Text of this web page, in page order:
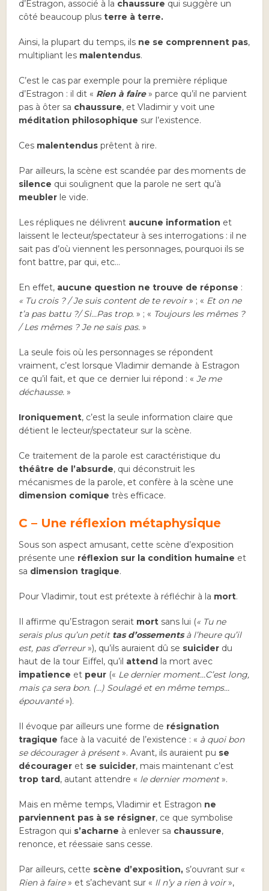
d’Estragon, associé à la chaussure qui suggère un
côté beaucoup plusterre à terre.
Ainsi, la plupart du temps, ils ne se comprennent pas,
multipliant les malentendus.
C’est le cas par exemple pour la première réplique
d’Estragon : il dit « Rien à faire» parce qu’il ne parvient
pas à ôter sa chaussure, et Vladimir y voit une
méditation philosophique sur l’existence.
Ces malentendus prêtent à rire.
Par ailleurs, la scène est scandée par des moments de
silence qui soulignent que la parole ne sert qu’à
meubler le vide.
Les répliques ne délivrent aucune information et
laissent le lecteur/spectateur à ses interrogations : il ne
sait pas d’où viennent les personnages, pourquoi ils se
font battre, par qui, etc…
En effet, aucune question ne trouve de réponse :
« Tu crois ? / Je suis content de te revoir» ; « Et on ne
t’a pas battu ?/ Si…Pas trop. » ; « Toujours les mêmes ?
/ Les mêmes ? Je ne sais pas. »
La seule fois où les personnages se répondent
vraiment, c’est lorsque Vladimir demande à Estragon
ce qu’il fait, et que ce dernier lui répond : «Je me
déchausse. »
Ironiquement, c’est la seule information claire que
détient le lecteur/spectateur sur la scène.
Ce traitement de la parole est caractéristique du
théâtre de l’absurde, qui déconstruit les
mécanismes de la parole, et confère à la scène une
dimension comique très efficace.
C – Une réflexion métaphysique
Sous son aspect amusant, cette scène d’exposition
présente une réflexion sur la condition humaine et
sa dimension tragique.
Pour Vladimir, tout est prétexte à réfléchir à la mort.
Il affirme qu’Estragon serait mort sans lui (« Tu ne
serais plus qu’un petit tas d’ossementsà l’heure qu’il
est, pas d’erreur»), qu’ils auraient dû se suicider du
haut de la tour Eiffel, qu’il attend la mort avec
impatience et peur (« Le dernier moment…C’est long,
mais ça sera bon. (…) Soulagé et en même temps…
épouvanté»).
Il évoque par ailleurs une forme de résignation
tragique face à la vacuité de l’existence : « à quoi bon
se décourager à présent». Avant, ils auraient pu se
décourager et se suicider, mais maintenant c’est
trop tard, autant attendre « le dernier moment».
Mais en même temps, Vladimir et Estragon ne
parviennent pas à se résigner, ce que symbolise
Estragon qui s’acharne à enlever sa chaussure,
renonce, et réessaie sans cesse.
Par ailleurs, cette scène d’exposition, s’ouvrant sur «
Rien à faire» et s’achevant sur « Il n’y a rien à voir»,